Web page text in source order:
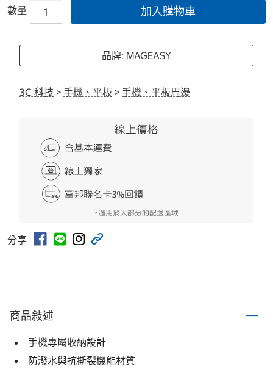
數量 加入購物車
品牌: MAGEASY
3C 科技 > 手機、平板 > 手機、平板周邊
分享
商品敍述
手機專屬收納設計
防潑水與抗撕裂機能材質